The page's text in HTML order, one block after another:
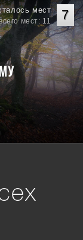
7
мест
мест: 11